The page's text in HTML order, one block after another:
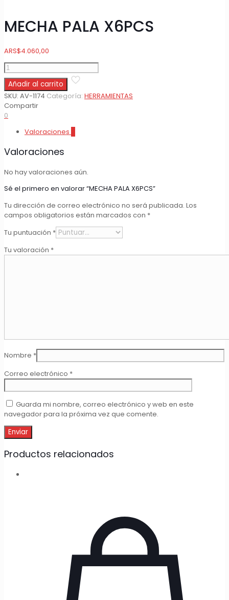
MECHA PALA X6PCS
ARS$4.060,00
MECHA
PALA
X6PCS
cantidad
Añadir al carrito
SKU: AV-1174 Categoría: HERRAMIENTAS
Compartir
0
Valoraciones
Valoraciones
No hay valoraciones aún.
Sé el primero en valorar “MECHA PALA X6PCS”
Tu dirección de correo electrónico no será publicada. Los
campos obligatorios están marcados con *
Tu puntuación *
Tu valoración *
Nombre *
Correo electrónico *
Guarda mi nombre, correo electrónico y web en este
navegador para la próxima vez que comente.
Productos relacionados